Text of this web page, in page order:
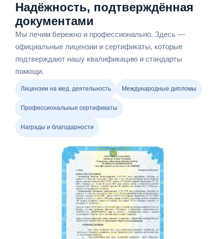
Надёжность, подтверждённая
документами
Мы лечим бережно и профессионально. Здесь —
официальные лицензии и сертификаты, которые
подтверждают нашу квалификацию и стандарты
помощи.
Лицензии на мед. деятельность Международные дипломы
Профессиональные сертификаты
Награды и благодарности